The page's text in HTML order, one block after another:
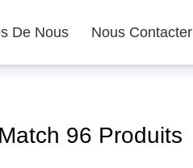
De Nous Nous Contacter
96 Produits